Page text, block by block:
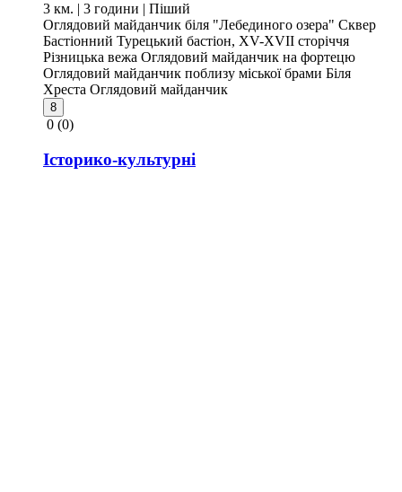
3 км. | 3 години | Піший
Оглядовий майданчик біля "Лебединого озера" Сквер
Бастіонний Турецький бастіон, XV-XVII сторіччя
Різницька вежа Оглядовий майданчик на фортецю
Оглядовий майданчик поблизу міської брами Біля
Хреста Оглядовий майданчик
8
0 (0)
Історико-культурні